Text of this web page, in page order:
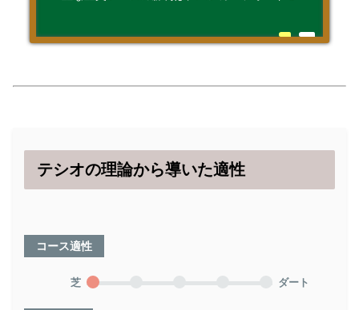
テシオの理論から導いた適性
コース適性
芝 ダート